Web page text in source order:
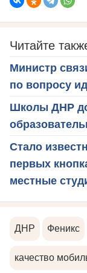
Читайте
Министр
по вопросу
Школы ДНР до
Стало
первых
местные
ДНР Феникс
качество